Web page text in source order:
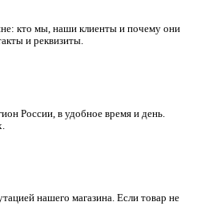
кто мы, наши клиенты и почему они
и реквизиты.
России, в удобное время и день.
нашего магазина. Если товар не